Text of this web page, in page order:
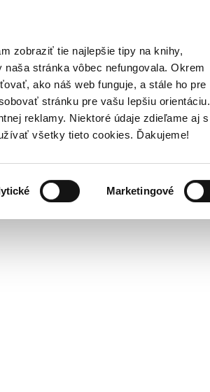
zobraziť tie najlepšie tipy na knihy,
stránka vôbec nefungovala. Okrem
ako náš web funguje, a stále ho pre
stránku pre vašu lepšiu orientáciu.
reklamy. Niektoré údaje zdieľame aj s
všetky tieto cookies. Ďakujeme!
Marketingové